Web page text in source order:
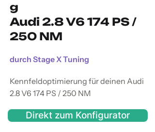
g
Audi 2.8 V6 174 PS /
250 NM
durch Stage X Tuning
Kennfeldoptimierung für deinen Audi
2.8 V6 174 PS / 250 NM
Direkt zum Konfigurator